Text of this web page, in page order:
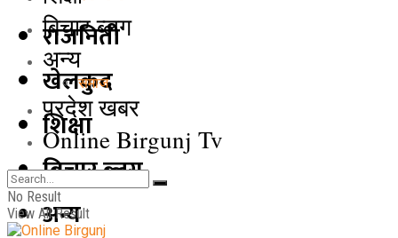
राजनिती
खेलकुद
शिक्षा
बिचार ब्लग
अन्य
बिचार ब्लग
अन्य
समाज
प्रदेश खबर
Online Birgunj Tv
No Result
View All Result